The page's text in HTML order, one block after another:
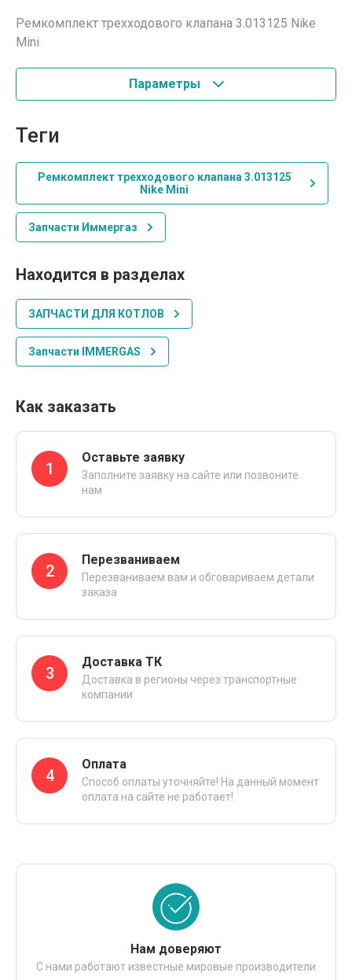
Ремкомплект трехходового клапана 3.013125 Nike
Mini
Параметры
теги
Ремкомплект трехходового клапана 3.013125
Nike Mini
Запчасти Иммергаз
Находится в разделах
ЗАПЧАСТИ ДЛЯ КОТЛОВ
Запчасти IMMERGAS
Как заказать
1
Оставьте заявку
Заполните заявку на сайте или позвоните
нам
2
Перезваниваем
Перезваниваем вам и обговариваем детали
заказа
3
Доставка ТК
Доставка в регионы через транспортные
компании
4
Оплата
Способ оплаты уточняйте! На данный момент
оплата на сайте не работает!
Нам доверяют
С нами работают известные мировые производители